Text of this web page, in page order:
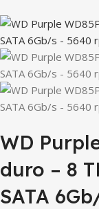
WD
duro – 8
SATA